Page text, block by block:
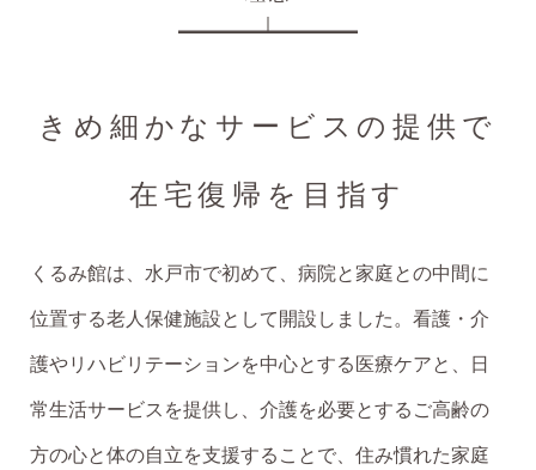
よつば 第48号（令和3年5月発行）
よつば 第44号（令和2年1月発行）
よつば 第43号（令和元年9月発行）
よつば 第41号（平成31年1月発行）
きめ細かなサービスの提供で
在宅復帰を目指す
くるみ館は、水戸市で初めて、病院と家庭との中間に
位置する老人保健施設として開設しました。看護・介
護やリハビリテーションを中心とする医療ケアと、日
常生活サービスを提供し、介護を必要とするご高齢の
方の心と体の自立を支援することで、住み慣れた家庭